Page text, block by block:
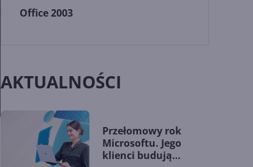
Office 2003
AKTUALNOŚCI
Przełomowy rok
Microsoftu. Jego
klienci budują